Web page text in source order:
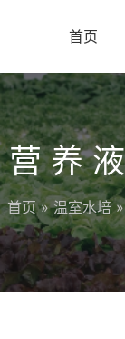
首页
营养
首页 »温室水培